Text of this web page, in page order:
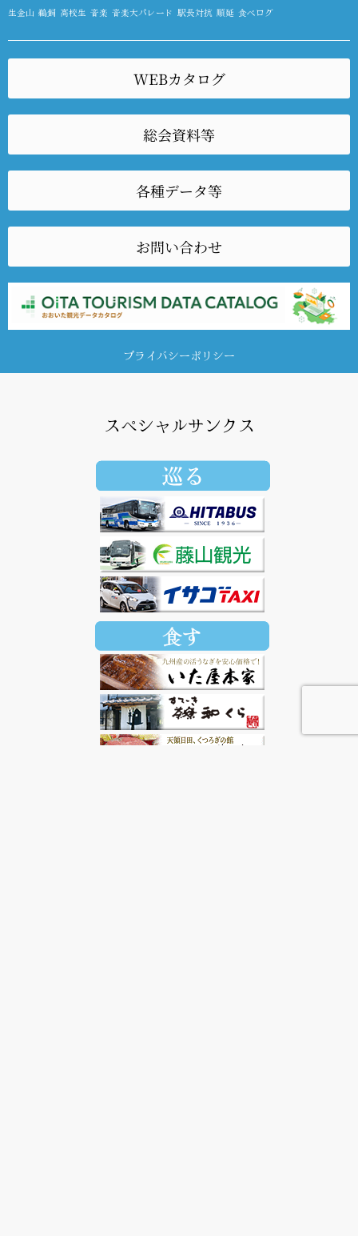
生金山 鵜飼 高校生 音楽 音楽大パレード 駅長対抗 順延 食べログ
WEBカタログ
総会資料等
各種データ等
お問い合わせ
プライバシーポリシー
スペシャルサンクス